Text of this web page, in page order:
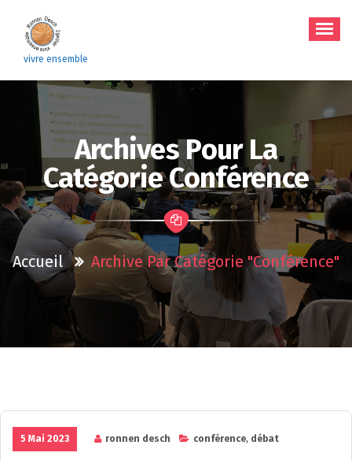
contenu
vivre ensemble
Archives Pour La
Catégorie Conférence
Accueil Archive Par Catégorie "conférence"
5 Mai 2023 ronnen desch conférence, débat